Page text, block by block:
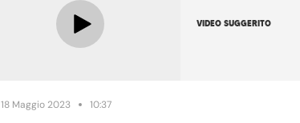
VIDEO SUGGERITO
18 Maggio 2023 10:37